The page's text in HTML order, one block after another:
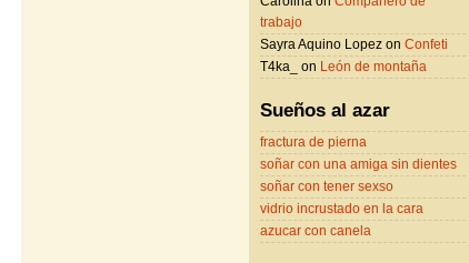
trabajo
Sayra Aquino Lopez on Confeti
T4ka_ on León de montaña
Sueños al azar
fractura de pierna
soñar con una amiga sin dientes
soñar con tener sexso
vidrio incrustado en la cara
azucar con canela